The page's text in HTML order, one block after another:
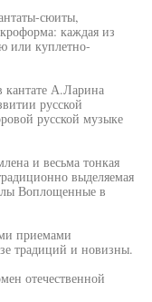
сюиты,
каждая из
или куплетно-
А.Ларина
русской
русской музыке
и весьма тонкая
выделяемая
Воплощенные в
приемами
традиций и новизны.
отечественной